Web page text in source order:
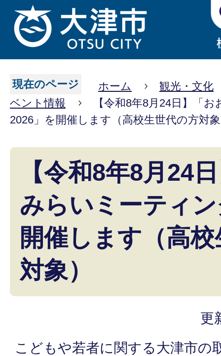
現在のページ ホーム
観光・文化
ベント情報
【令和8年8月24日】「
2026」を開催します（高校生世代の方対
【令和8年8月24
みらいミーティ
開催します（高
対象）
更
こどもや若者に関する大津市の